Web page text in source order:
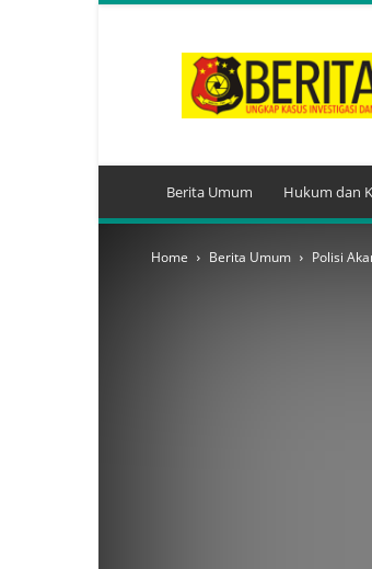
Berita Umum Hukum dan
Home Berita Umum Polisi